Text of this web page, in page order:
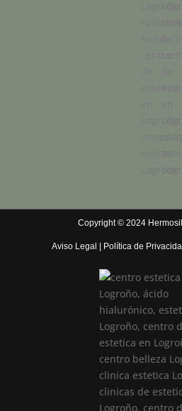
Copyright © 2024
Aviso Legal Política de